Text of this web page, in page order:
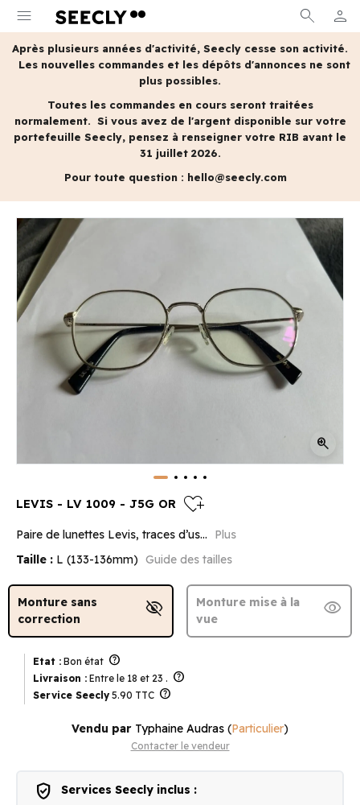
menu search person
MON
Après plusieurs années d'activité, Seecly cesse son activité.
Les nouvelles commandes et les dépôts d'annonces ne sont
plus possibles.
Toutes les commandes en cours seront traitées
normalement. Si vous avez de l'argent disponible sur votre
portefeuille Seecly, pensez à renseigner votre RIB avant le
31 juillet 2026.
Pour toute question : hello@seecly.com
zoom_in
LEVIS - LV 1009 - J5G OR heart_plus
Paire de lunettes Levis, traces d’us...
Plus
Taille : L (133-136mm) Guide des tailles
Monture sans
correction
visibility_off
Monture mise à la
vue
visibility
Etat : Bon état help
Livraison : Entre le 18 et 23 . help
Service Seecly 5.90 TTC help
Vendu par Typhaine Audras (Particulier)
Contacter le vendeur
verified_user Services Seecly inclus :